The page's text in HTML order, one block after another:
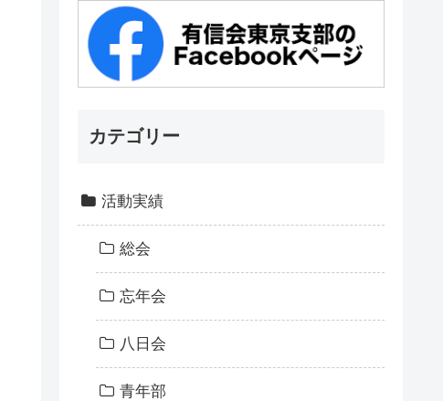
カテゴリー
活動実績
総会
忘年会
八日会
青年部